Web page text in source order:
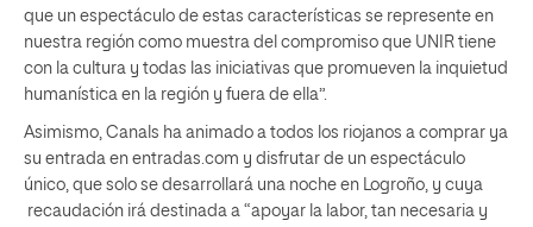
que un espectáculo de estas características se represente en
nuestra región como muestra del compromiso que UNIR tiene
con la cultura y todas las iniciativas que promueven la inquietud
humanística en la región y fuera de ella”.
Asimismo, Canals ha animado a todos los riojanos a comprar ya
su entrada en entradas.com y disfrutar de un espectáculo
único, que solo se desarrollará una noche en Logroño, y cuya
recaudación irá destinada a “apoyar la labor, tan necesaria y